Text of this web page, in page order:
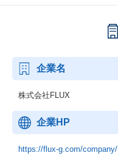
企業名
株式会社FLUX
企業HP
https://flux-g.com/company/